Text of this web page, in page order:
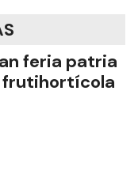
feria patria
frutihortícola